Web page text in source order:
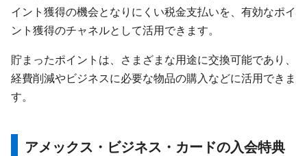
イント獲得の機会となりにくい税金支払いを、有効なポイ
ント獲得のチャネルとして活用できます。
貯まったポイントは、さまざまな用途に交換可能であり、
経費削減やビジネスに必要な物品の購入などに活用できま
す。
アメックス・ビジネス・カードの入会特典